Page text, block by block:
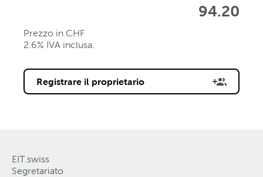
94.20
Prezzo in CHF
2.6% IVA inclusa.
Registrare il proprietario
EIT.swiss
Segretariato